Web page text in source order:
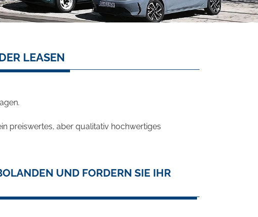
LEASEN
preiswertes, aber qualitativ hochwertiges
UND FORDERN SIE IHR